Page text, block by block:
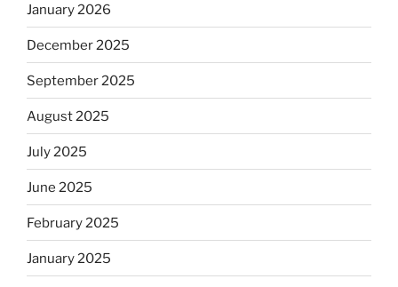
January 2026
December 2025
September 2025
August 2025
July 2025
June 2025
February 2025
January 2025